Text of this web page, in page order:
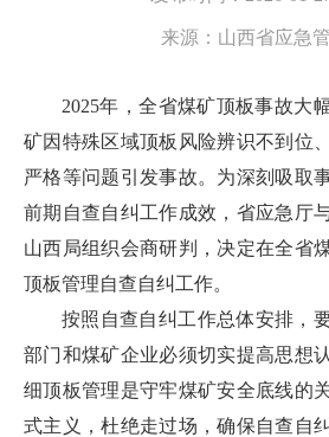
来源： 山西省应急
2025年，全省煤矿顶板事故大
矿因特殊区域顶板风险辨识不到位
严格等问题引发事故。为深刻吸取
前期自查自纠工作成效，省应急厅
山西局组织会商研判，决定在全省
顶板管理自查自纠工作。
按照自查自纠工作总体安排，
部门和煤矿企业必须切实提高思想
细顶板管理是守牢煤矿安全底线的
式主义，杜绝走过场，确保自查自